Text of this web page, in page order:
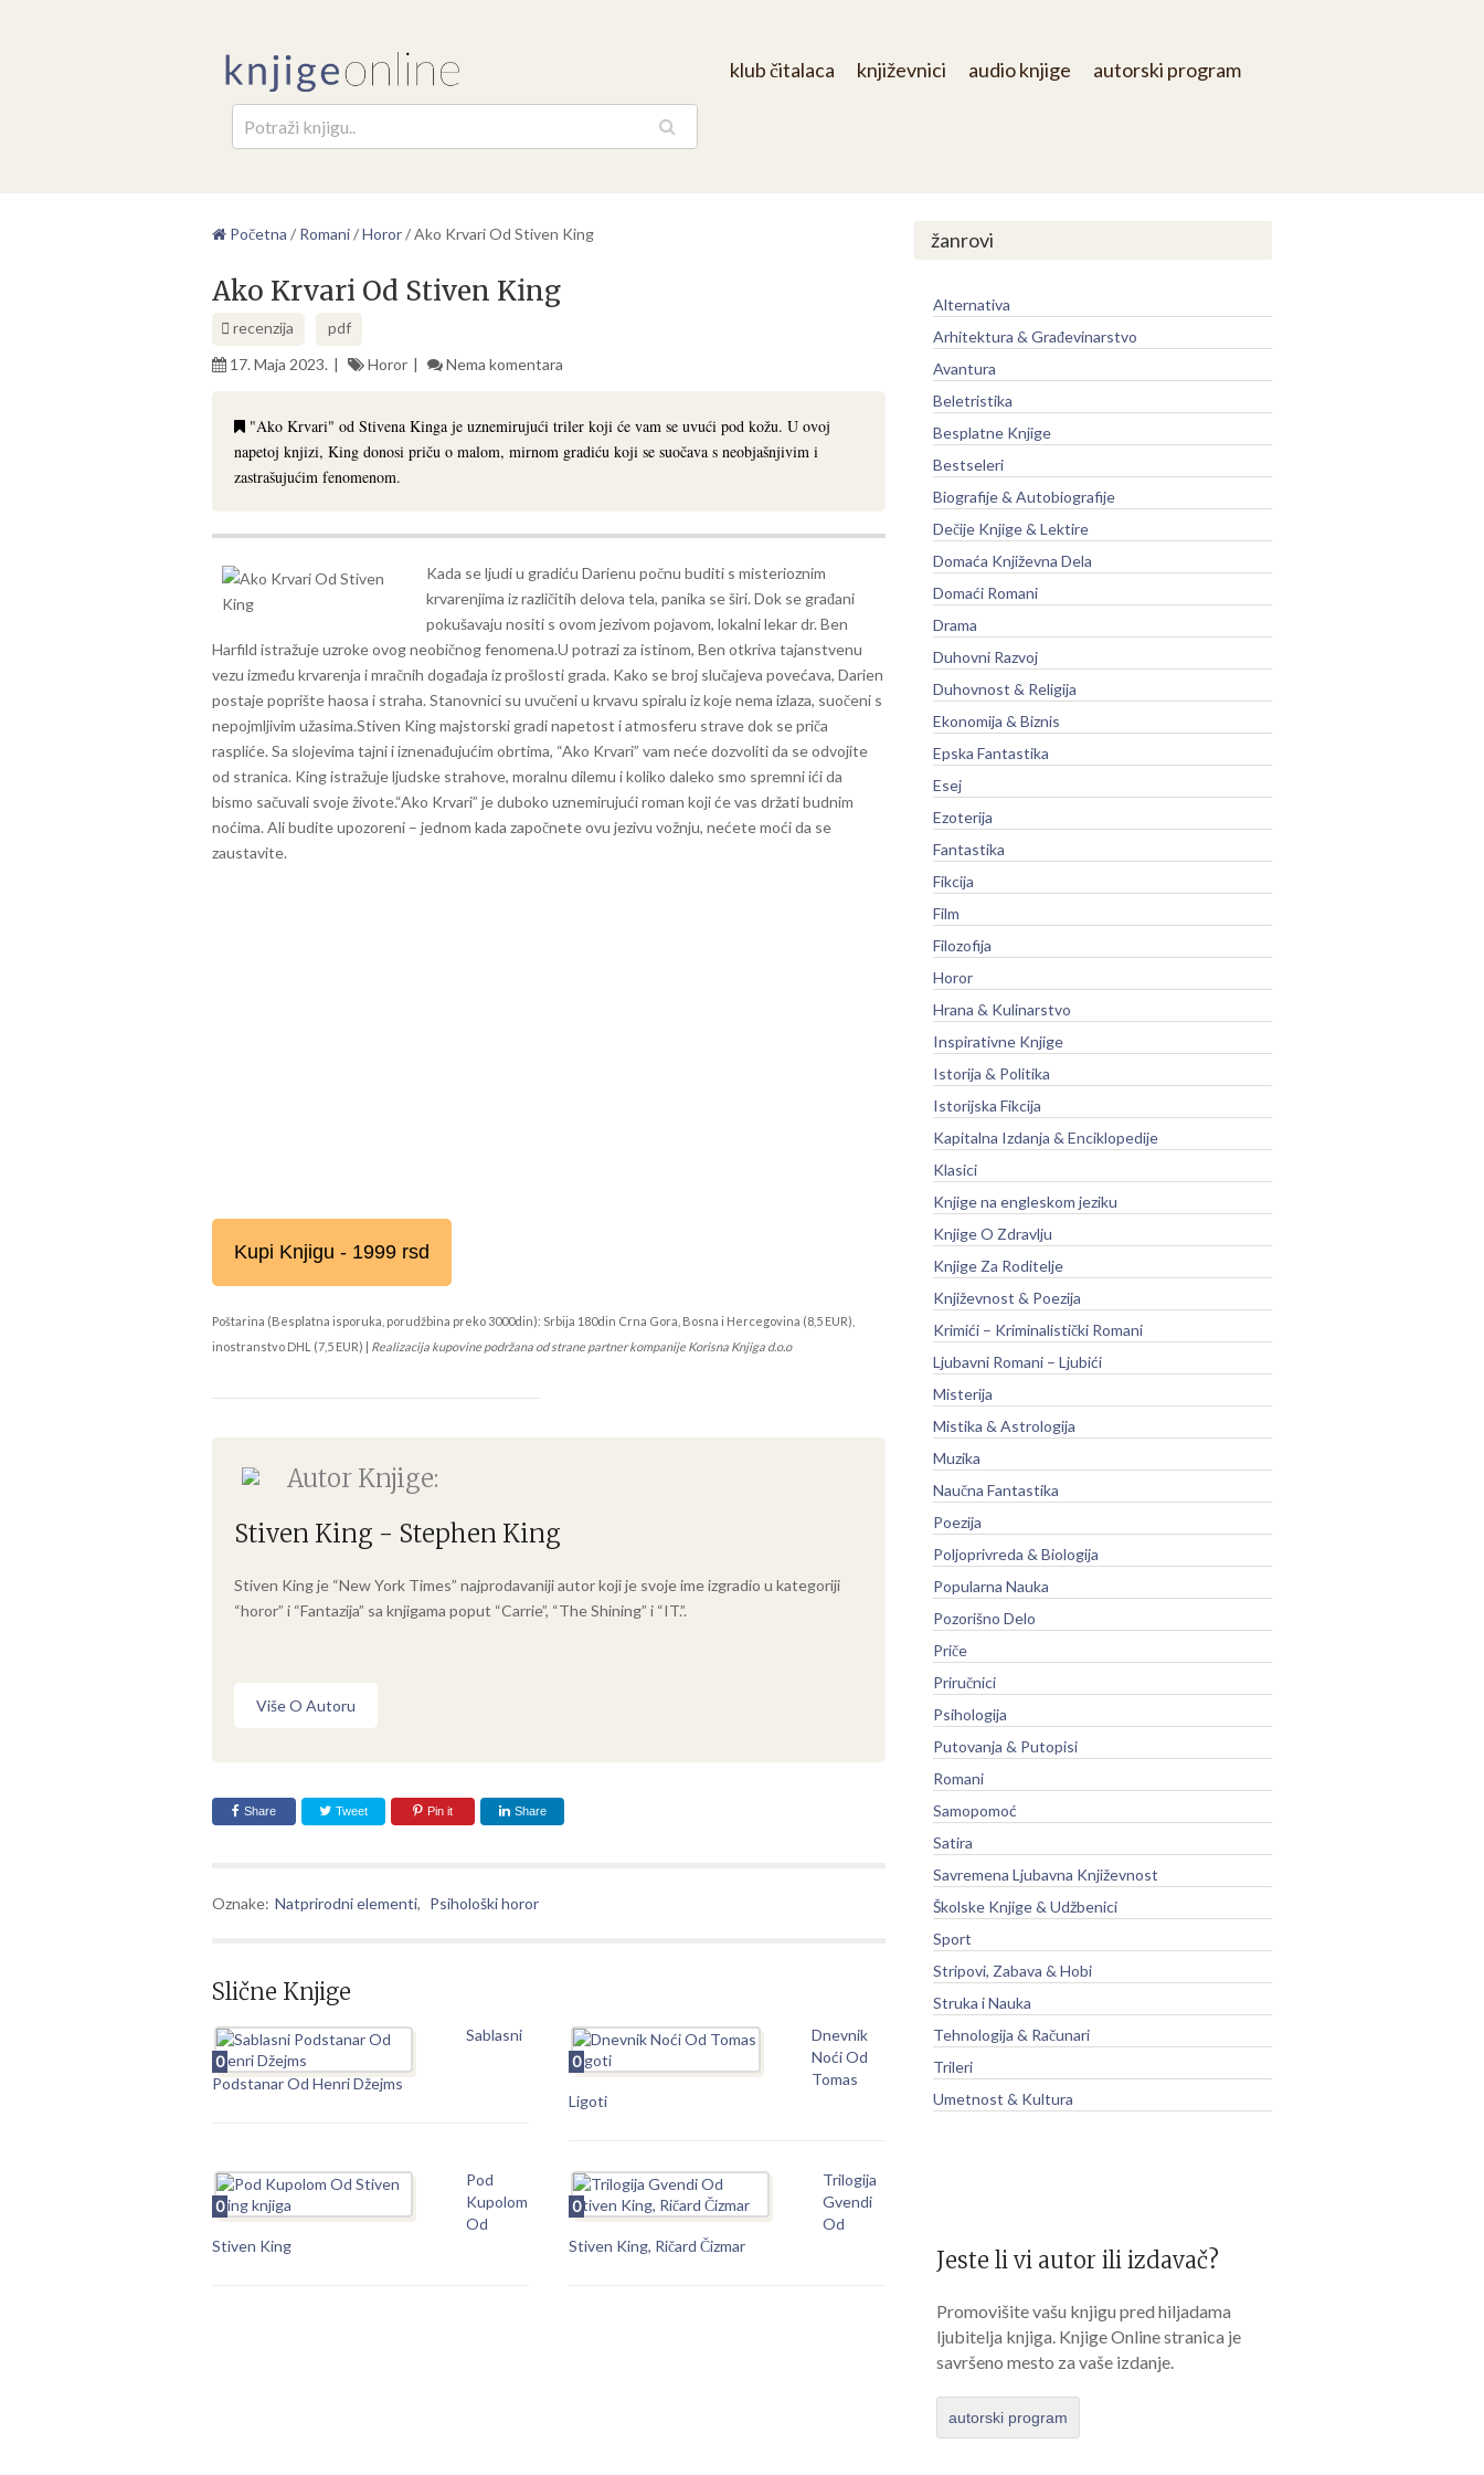
klub čitalaca književnici audio knjige autorski program
Početna / Romani/Horor/Ako Krvari Od Stiven King
Ako Krvari Od Stiven King
recenzija
pdf
17. Maja 2023.
Horor Nema komentara
"Ako Krvari" od Stivena Kinga je uznemirujući triler koji će vam se uvući pod kožu. U ovoj
napetoj knjizi, King donosi priču o malom, mirnom gradiću koji se suočava s neobjašnjivim i
zastrašujućim fenomenom.
Kada se ljudi u gradiću Darienu počnu buditi s misterioznim
krvarenjima iz različitih delova tela, panika se širi. Dok se građani
pokušavaju nositi s ovom jezivom pojavom, lokalni lekar dr. Ben
Harfild istražuje uzroke ovog neobičnog fenomena.U potrazi za istinom, Ben otkriva tajanstvenu
vezu između krvarenja i mračnih događaja iz prošlosti grada. Kako se broj slučajeva povećava, Darien
postaje poprište haosa i straha. Stanovnici su uvučeni u krvavu spiralu iz koje nema izlaza, suočeni s
nepojmljivim užasima.Stiven King majstorski gradi napetost i atmosferu strave dok se priča
raspliće. Sa slojevima tajni i iznenađujućim obrtima, “Ako Krvari” vam neće dozvoliti da se odvojite
od stranica. King istražuje ljudske strahove, moralnu dilemu i koliko daleko smo spremni ići da
bismo sačuvali svoje živote.“Ako Krvari” je duboko uznemirujući roman koji će vas držati budnim
noćima. Ali budite upozoreni – jednom kada započnete ovu jezivu vožnju, nećete moći da se
zaustavite.
Kupi Knjigu - 1999 rsd
Poštarina (Besplatna isporuka, porudžbina preko 3000din): Srbija 180din Crna Gora, Bosna i Hercegovina (8,5 EUR),
inostranstvo DHL (7,5 EUR) | Realizacija kupovine podržana od strane partner kompanije Korisna Knjiga d.o.o
Autor Knjige:
Stiven King - Stephen King
Stiven King je “New York Times” najprodavaniji autor koji je svoje ime izgradio u kategoriji
“horor” i “Fantazija” sa knjigama poput “Carrie”, “The Shining” i “IT.”.
Više O Autoru
Share Tweet Pin it Share
Oznake: Natprirodni elementi, Psihološki horor
Slične Knjige
0
Sablasni
Podstanar Od Henri Džejms
0
Dnevnik
Noći Od
Tomas
Ligoti
0
Pod
Kupolom
Od
Stiven King
0
Trilogija
Gvendi
Od
Stiven King, Ričard Čizmar
žanrovi
Alternativa
Arhitektura & Građevinarstvo
Avantura
Beletristika
Besplatne Knjige
Bestseleri
Biografije & Autobiografije
Dečije Knjige & Lektire
Domaća Književna Dela
Domaći Romani
Drama
Duhovni Razvoj
Duhovnost & Religija
Ekonomija & Biznis
Epska Fantastika
Esej
Ezoterija
Fantastika
Fikcija
Film
Filozofija
Horor
Hrana & Kulinarstvo
Inspirativne Knjige
Istorija & Politika
Istorijska Fikcija
Kapitalna Izdanja & Enciklopedije
Klasici
Knjige na engleskom jeziku
Knjige O Zdravlju
Knjige Za Roditelje
Književnost & Poezija
Krimići – Kriminalistički Romani
Ljubavni Romani – Ljubići
Misterija
Mistika & Astrologija
Muzika
Naučna Fantastika
Poezija
Poljoprivreda & Biologija
Popularna Nauka
Pozorišno Delo
Priče
Priručnici
Psihologija
Putovanja & Putopisi
Romani
Samopomoć
Satira
Savremena Ljubavna Književnost
Školske Knjige & Udžbenici
Sport
Stripovi, Zabava & Hobi
Struka i Nauka
Tehnologija & Računari
Trileri
Umetnost & Kultura
Jeste li vi autor ili izdavač?
Promovišite vašu knjigu pred hiljadama
ljubitelja knjiga. Knjige Online stranica je
savršeno mesto za vaše izdanje.
autorski program